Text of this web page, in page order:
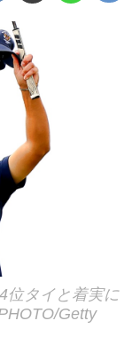
位タイと着実に
Getty